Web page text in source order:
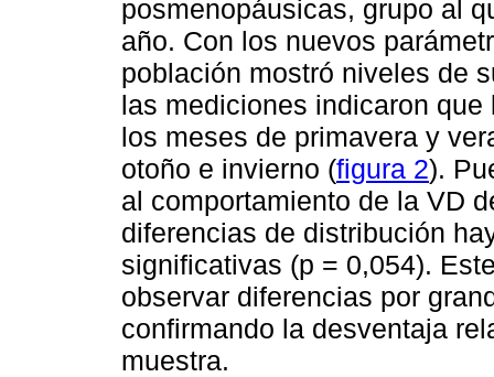
posmenopáusicas, grupo al
año. Con los nuevos
población mostró niveles de
las mediciones indicaron
los meses de primavera y
otoño e invierno (figura 2).
al comportamiento de la VD
diferencias de distribución
significativas (p = 0,054).
observar diferencias por
confirmando la desventaja
muestra.